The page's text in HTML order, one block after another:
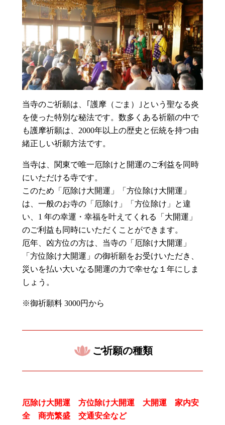
当寺のご祈願は、｢護摩（ごま）｣という聖なる炎
を使った特別な秘法です。数多くある祈願の中で
も護摩祈願は、2000年以上の歴史と伝統を持つ由
緒正しい祈願方法です。
当寺は、関東で唯一厄除けと開運のご利益を同時
にいただける寺です。
このため「厄除け大開運」「方位除け大開運」
は、一般のお寺の「厄除け」「方位除け」と違
い、1 年の幸運・幸福を叶えてくれる「大開運」
のご利益も同時にいただくことができます。
厄年、凶方位の方は、当寺の「厄除け大開運」
「方位除け大開運」の御祈願をお受けいただき、
災いを払い大いなる開運の力で幸せな１年にしま
しょう。
※御祈願料 3000円から
ご祈願の種類
厄除け大開運 方位除け大開運 大開運 家内安
全 商売繁盛 交通安全など